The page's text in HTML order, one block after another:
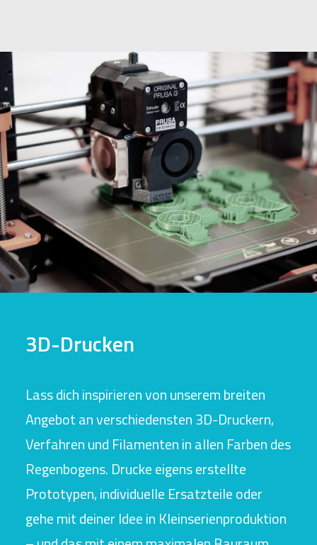
3D-Drucken
Lass dich inspirieren von unserem breiten
Angebot an verschiedensten 3D-Druckern,
Verfahren und Filamenten in allen Farben des
Regenbogens. Drucke eigens erstellte
Prototypen, individuelle Ersatzteile oder
gehe mit deiner Idee in Kleinserienproduktion